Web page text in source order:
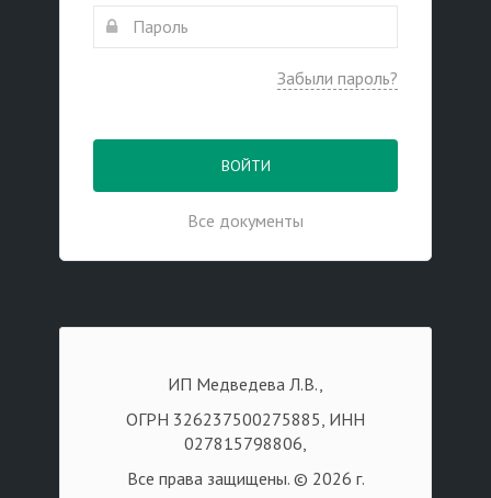
Забыли пароль?
ВОЙТИ
Все документы
ИП Медведева Л.В.,
ОГРН 326237500275885, ИНН
027815798806,
Все права защищены. © 2026 г.